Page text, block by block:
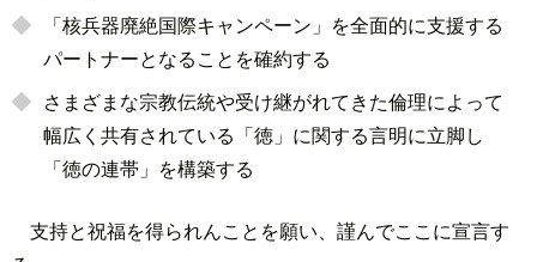
「核兵器廃絶国際キャンペーン」を全面的に支援する
パートナーとなることを確約する
さまざまな宗教伝統や受け継がれてきた倫理によって
幅広く共有されている「徳」に関する言明に立脚し
「徳の連帯」を構築する
支持と祝福を得られんことを願い、謹んでここに宣言す